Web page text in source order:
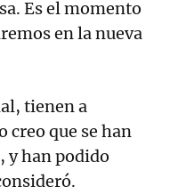
Es el momento
en la nueva
tienen a
creo que se han
y han podido